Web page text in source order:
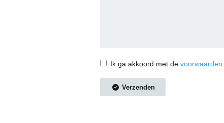
Ik ga akkoord met de voorwaarden
Verzenden